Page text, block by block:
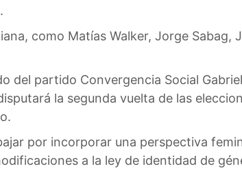
como Matías Walker, Jorge
del partido Convergencia Social
la segunda vuelta de las
por incorporar una perspectiva
a la ley de identidad de